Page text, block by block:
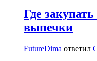
Где
выпечки
FutureDima ответил